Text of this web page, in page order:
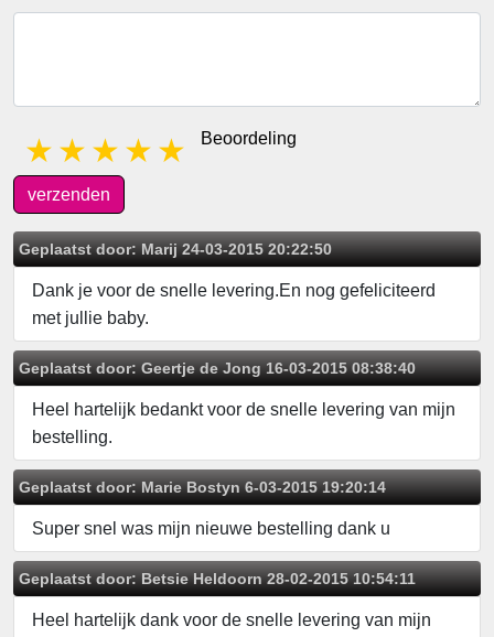
Beoordeling
5 stars
4 stars
3 stars
2 stars
1 star
verzenden
Geplaatst door:Marij 24-03-2015 20:22:50
Dank je voor de snelle levering.En nog gefeliciteerd
met jullie baby.
Geplaatst door:Geertje de Jong 16-03-2015 08:38:40
Heel hartelijk bedankt voor de snelle levering van mijn
bestelling.
Geplaatst door:Marie Bostyn 6-03-2015 19:20:14
Super snel was mijn nieuwe bestelling dank u
Geplaatst door:Betsie Heldoorn 28-02-2015 10:54:11
Heel hartelijk dank voor de snelle levering van mijn